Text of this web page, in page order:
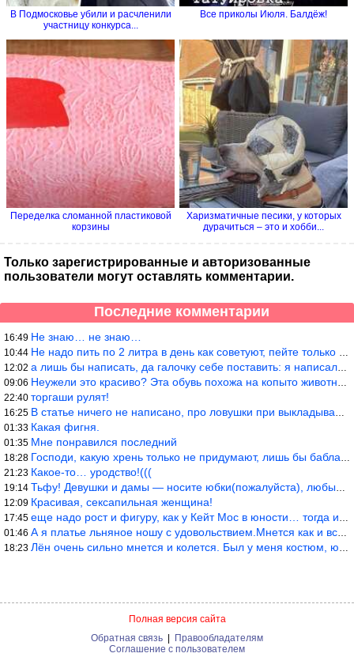
В Подмосковье убили и расчленили
участницу конкурса...
Все приколы Июля. Балдёж!
Переделка сломанной пластиковой
корзины
Харизматичные песики, у которых
дурачиться – это и хобби...
Только зарегистрированные и авторизованные
пользователи могут оставлять комментарии.
Последние комментарии
16:49 Не знаю… не знаю…
10:44 Не надо пить по 2 литра в день как советуют, пейте только когда
12:02 а лишь бы написать, да галочку себе поставить: я написала статью
09:06 Неужели это красиво? Эта обувь похожа на копыто животного, не хв
22:40 торгаши рулят!
16:25 В статье ничего не написано, про ловушки при выкладывании товара
01:33 Какая фигня.
01:35 Мне понравился последний
18:28 Господи, какую хрень только не придумают, лишь бы бабла срубить!
21:23 Какое-то… уродство!(((
19:14 Тьфу! Девушки и дамы — носите юбки(пожалуйста), любые штаны на ж
12:09 Красивая, сексапильная женщина!
17:45 еще надо рост и фигуру, как у Кейт Мос в юности… тогда и стиль т
01:46 А я платье льняное ношу с удовольствием.Мнется как и все. Но это
18:23 Лён очень сильно мнется и колется. Был у меня костюм, юбка и жак
Полная версия сайта
Обратная связь | Правообладателям
Соглашение с пользователем